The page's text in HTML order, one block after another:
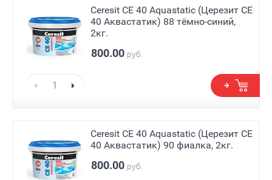
Ceresit СЕ 40 Aquastatic (Церезит СЕ
40 Аквастатик) 88 тёмно-синий,
2кг.
800.00 руб.
Ceresit СЕ 40 Aquastatic (Церезит СЕ
40 Аквастатик) 90 фиалка, 2кг.
800.00 руб.